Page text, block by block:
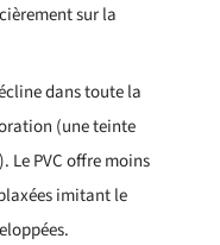
sur la
dans toute la
(une teinte
Le PVC offre moins
imitant le